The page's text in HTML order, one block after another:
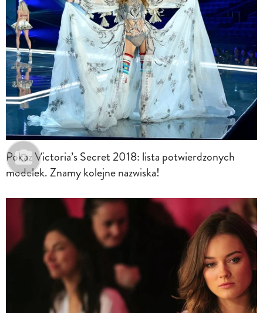
Pokaz Victoria’s Secret 2018: lista potwierdzonych
modelek. Znamy kolejne nazwiska!